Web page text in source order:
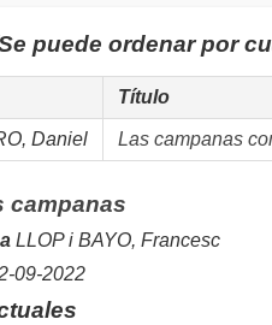
puede ordenar por
Título
Daniel Las campanas
campanas
LLOP i BAYO, Francesc
09-2022